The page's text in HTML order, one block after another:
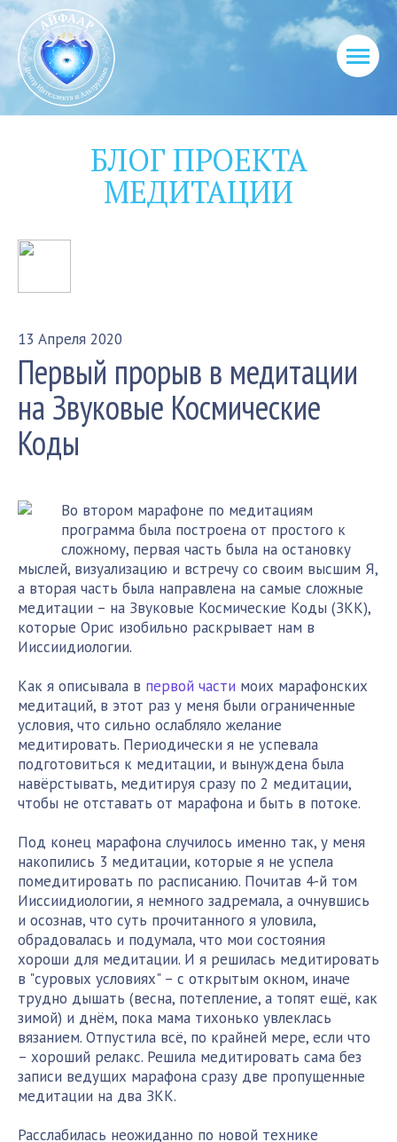
БЛОГ ПРОЕКТА
МЕДИТАЦИИ
13 Апреля 2020
Первый прорыв в медитации
на Звуковые Космические
Коды
Во втором марафоне по медитациям
программа была построена от простого к
сложному, первая часть была на остановку
мыслей, визуализацию и встречу со своим высшим Я,
а вторая часть была направлена на самые сложные
медитации – на Звуковые Космические Коды (ЗКК),
которые Орис изобильно раскрывает нам в
Ииссиидиологии.
Как я описывала в первой части моих марафонских
медитаций, в этот раз у меня были ограниченные
условия, что сильно ослабляло желание
медитировать. Периодически я не успевала
подготовиться к медитации, и вынуждена была
навёрстывать, медитируя сразу по 2 медитации,
чтобы не отставать от марафона и быть в потоке.
Под конец марафона случилось именно так, у меня
накопились 3 медитации, которые я не успела
помедитировать по расписанию. Почитав 4-й том
Ииссиидиологии, я немного задремала, а очнувшись
и осознав, что суть прочитанного я уловила,
обрадовалась и подумала, что мои состояния
хороши для медитации. И я решилась медитировать
в "суровых условиях" – с открытым окном, иначе
трудно дышать (весна, потепление, а топят ещё, как
зимой) и днём, пока мама тихонько увлеклась
вязанием. Отпустила всё, по крайней мере, если что
– хороший релакс. Решила медитировать сама без
записи ведущих марафона сразу две пропущенные
медитации на два ЗКК.
Расслабилась неожиданно по новой технике